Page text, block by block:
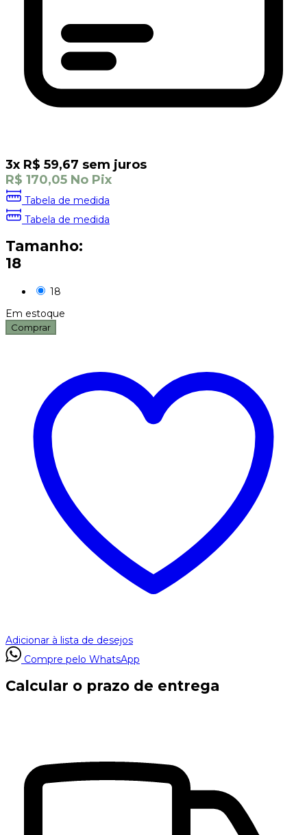
3x R$ 59,67 sem juros
R$ 170,05 No Pix
Tabela de medida
Tabela de medida
Tamanho:
18
18
Em estoque
Comprar
Adicionar à lista de desejos
Compre pelo WhatsApp
Calcular o prazo de entrega